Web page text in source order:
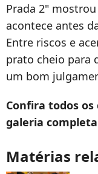
Prada 2"
acontece antes
Entre riscos e
prato cheio para
um bom
Confira todos
galeria
Matérias